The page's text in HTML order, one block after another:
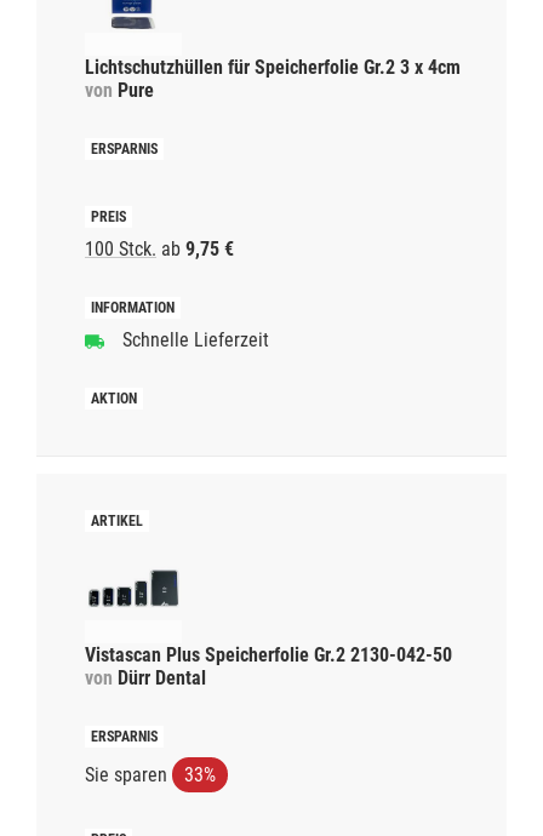
Lichtschutzhüllen für Speicherfolie Gr.2 3 x 4cm
von Pure
100 Stck. ab 9,75 €
Schnelle Lieferzeit
Vistascan Plus Speicherfolie Gr.2 2130-042-50
von Dürr Dental
Sie sparen 33%